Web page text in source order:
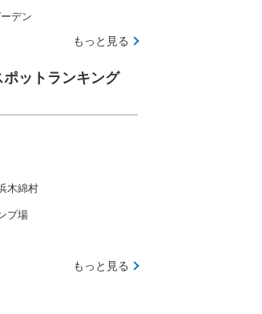
デン
もっと見る
ットランキング
木綿村
プ場
もっと見る